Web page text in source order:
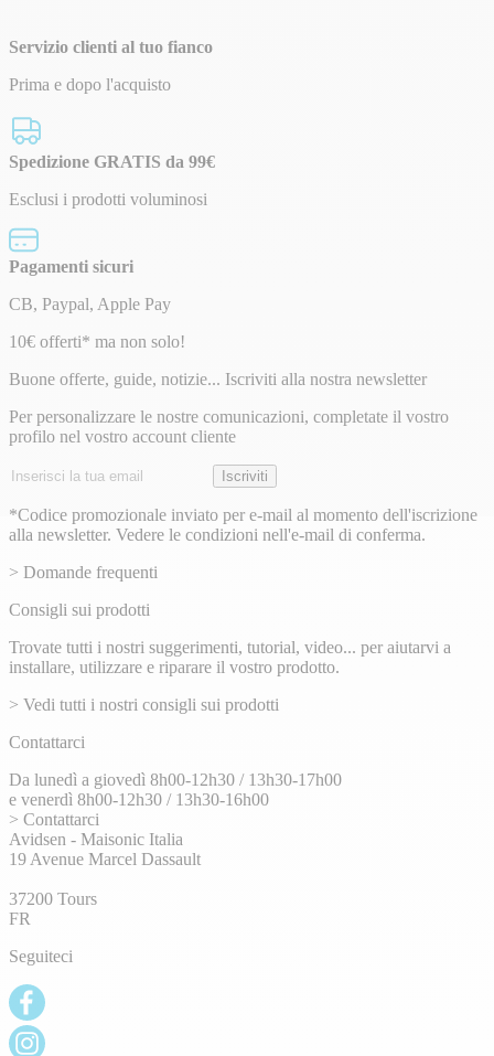
Servizio clienti al tuo fianco
Prima e dopo l'acquisto
Spedizione GRATIS da 99€
Esclusi i prodotti voluminosi
Pagamenti sicuri
CB, Paypal, Apple Pay
Newsletter
10€ offerti* ma non solo!
Buone offerte, guide, notizie... Iscriviti alla nostra newsletter
Per personalizzare le nostre comunicazioni, completate il vostro
profilo nel vostro account cliente
Indirizzo
Iscriviti
*Codice promozionale inviato per e-mail al momento dell'iscrizione
alla newsletter. Vedere le condizioni nell'e-mail di conferma.
> Domande frequenti
Consigli sui prodotti
Trovate tutti i nostri suggerimenti, tutorial, video... per aiutarvi a
installare, utilizzare e riparare il vostro prodotto.
> Vedi tutti i nostri consigli sui prodotti
Contattarci
Da lunedì a giovedì 8h00-12h30 / 13h30-17h00
e venerdì 8h00-12h30 / 13h30-16h00
> Contattarci
Avidsen - Maisonic Italia
19 Avenue Marcel Dassault
37200 Tours
FR
Seguiteci